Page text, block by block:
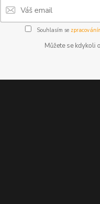
Souhlasím se
Můžete se kdykoli